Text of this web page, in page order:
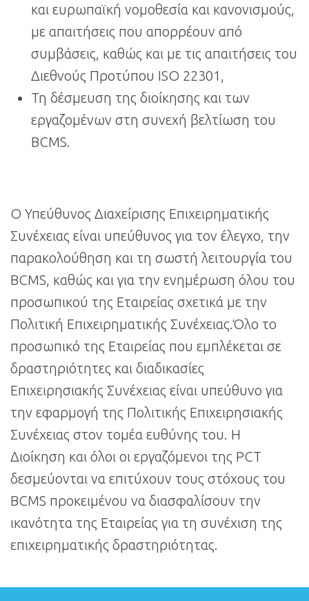
και ευρωπαϊκή νομοθεσία και κανονισμούς,
με απαιτήσεις που απορρέουν από
συμβάσεις, καθώς και με τις απαιτήσεις του
Διεθνούς Προτύπου ISO 22301,
Τη δέσμευση της διοίκησης και των
εργαζομένων στη συνεχή βελτίωση του
BCMS.
Ο Υπεύθυνος Διαχείρισης Επιχειρηματικής
Συνέχειας είναι υπεύθυνος για τον έλεγχο, την
παρακολούθηση και τη σωστή λειτουργία του
BCMS, καθώς και για την ενημέρωση όλου του
προσωπικού της Εταιρείας σχετικά με την
Πολιτική Επιχειρηματικής Συνέχειας.Όλο το
προσωπικό της Εταιρείας που εμπλέκεται σε
δραστηριότητες και διαδικασίες
Επιχειρησιακής Συνέχειας είναι υπεύθυνο για
την εφαρμογή της Πολιτικής Επιχειρησιακής
Συνέχειας στον τομέα ευθύνης του. Η
Διοίκηση και όλοι οι εργαζόμενοι της PCT
δεσμεύονται να επιτύχουν τους στόχους του
BCMS προκειμένου να διασφαλίσουν την
ικανότητα της Εταιρείας για τη συνέχιση της
επιχειρηματικής δραστηριότητας.